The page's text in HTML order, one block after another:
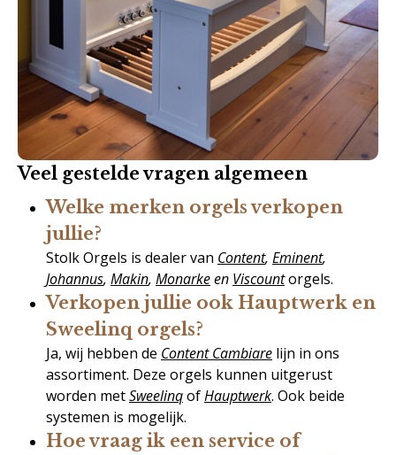
Veel gestelde vragen algemeen
Welke merken orgels verkopen
jullie?
Stolk Orgels is dealer van Content, Eminent,
Johannus, Makin, Monarkeen Viscountorgels.
Verkopen jullie ook Hauptwerk en
Sweelinq orgels?
Ja, wij hebben de Content Cambiare lijn in ons
assortiment. Deze orgels kunnen uitgerust
worden metSweelinqofHauptwerk. Ook beide
systemen is mogelijk.
Hoe vraag ik een service of